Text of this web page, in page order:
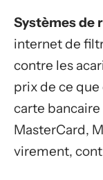
Systèmes de
internet de
contre les
prix de ce
carte bancaire
MasterCard,
virement,